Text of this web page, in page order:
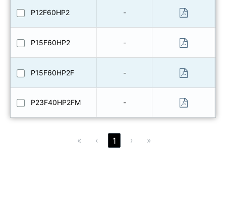
P12F60HP2
P15F60HP2
P15F60HP2F
P23F40HP2FM
-
-
-
-
« ‹ 1 › »